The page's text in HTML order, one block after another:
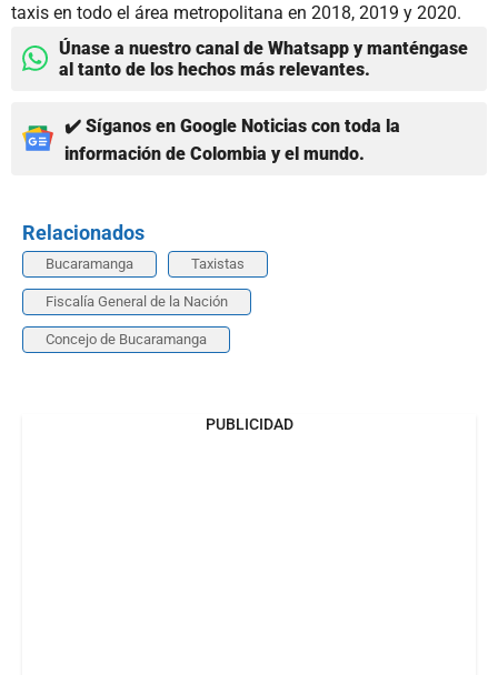
taxis en todo el área metropolitana en 2018, 2019 y 2020.
Únase a nuestro canal de Whatsapp y manténgase
al tanto de los hechos más relevantes.
✔️ Síganos en Google Noticias con toda la
información de Colombia y el mundo.
Relacionados
Bucaramanga Taxistas
Fiscalía General de la Nación
Concejo de Bucaramanga
PUBLICIDAD